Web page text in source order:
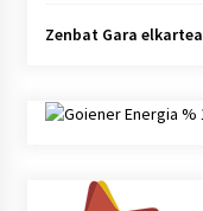
Zenbat Gara elkartea